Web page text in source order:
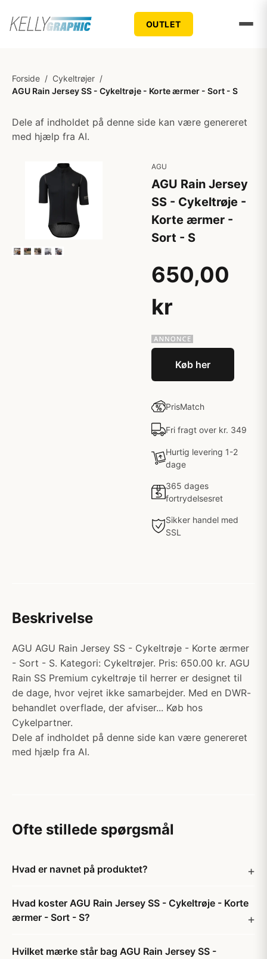
OUTLET
Forside / Cykeltrøjer /
AGU Rain Jersey SS - Cykeltrøje - Korte ærmer - Sort - S
Dele af indholdet på denne side kan være genereret
med hjælp fra AI.
AGU
AGU Rain Jersey
SS - Cykeltrøje -
Korte ærmer -
Sort - S
650,00
kr
Køb her
PrisMatch
Fri fragt over kr. 349
Hurtig levering 1-2
dage
365 dages
fortrydelsesret
Sikker handel med
SSL
Beskrivelse
AGU AGU Rain Jersey SS - Cykeltrøje - Korte ærmer
- Sort - S. Kategori: Cykeltrøjer. Pris: 650.00 kr. AGU
Rain SS Premium cykeltrøje til herrer er designet til
de dage, hvor vejret ikke samarbejder. Med en DWR-
behandlet overflade, der afviser... Køb hos
Cykelpartner.
Dele af indholdet på denne side kan være genereret
med hjælp fra AI.
Ofte stillede spørgsmål
Hvad er navnet på produktet?
Hvad koster AGU Rain Jersey SS - Cykeltrøje - Korte
ærmer - Sort - S?
Hvilket mærke står bag AGU Rain Jersey SS -